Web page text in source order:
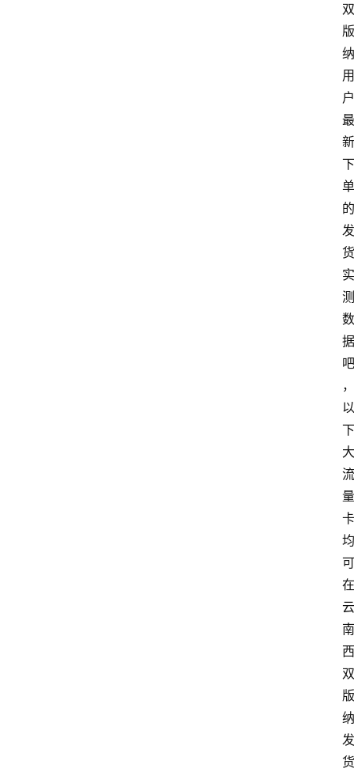
双
版
纳
用
户
最
新
下
单
的
发
货
实
测
数
据
吧
，
以
下
大
流
量
卡
均
可
在
云
南
西
双
版
纳
发
货